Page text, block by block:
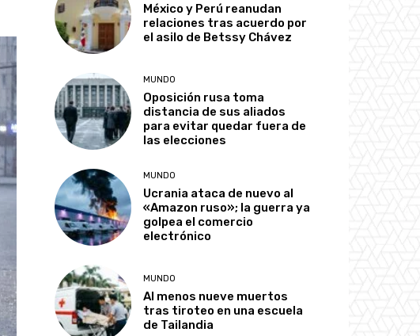
México y Perú reanudan
relaciones tras acuerdo por
el asilo de Betssy Chávez
MUNDO
Oposición rusa toma
distancia de sus aliados
para evitar quedar fuera de
las elecciones
MUNDO
Ucrania ataca de nuevo al
«Amazon ruso»; la guerra ya
golpea el comercio
electrónico
MUNDO
Al menos nueve muertos
tras tiroteo en una escuela
de Tailandia